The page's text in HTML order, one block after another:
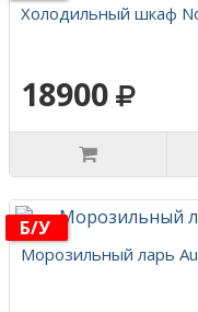
Холодильный шкаф
18900
Б/у
Морозильный ларь